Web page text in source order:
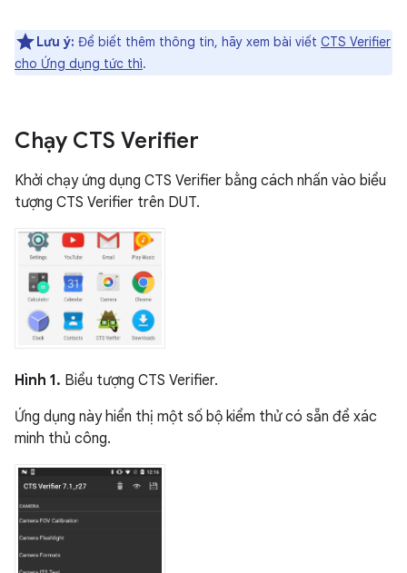
Lưu ý: Để biết thêm thông tin, hãy xem bài viết CTS Verifier
cho Ứng dụng tức thì.
Chạy CTS Verifier
Khởi chạy ứng dụng CTS Verifier bằng cách nhấn vào biểu
tượng CTS Verifier trên DUT.
Hình 1. Biểu tượng CTS Verifier.
Ứng dụng này hiển thị một số bộ kiểm thử có sẵn để xác
minh thủ công.